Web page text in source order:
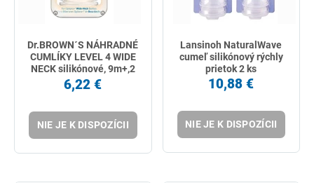
Dr.BROWN´S NÁHRADNÉ
CUMLÍKY LEVEL 4 WIDE
NECK silikónové, 9m+,2
ks
6,22 €
NIE JE K DISPOZÍCII
Lansinoh NaturalWave
cumeľ silikónový rýchly
prietok 2 ks
10,88 €
NIE JE K DISPOZÍCII